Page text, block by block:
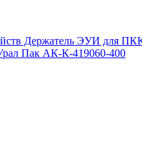
Пак АК-К-419060-400